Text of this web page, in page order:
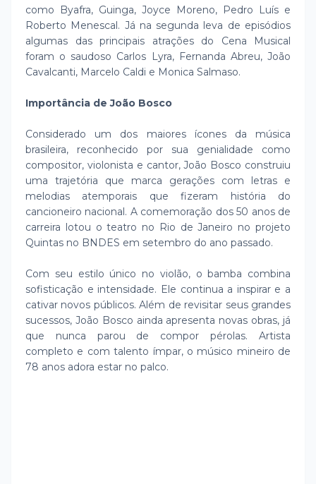
como Byafra, Guinga, Joyce Moreno, Pedro Luís e
Roberto Menescal. Já na segunda leva de episódios
algumas das principais atrações do Cena Musical
foram o saudoso Carlos Lyra, Fernanda Abreu, João
Cavalcanti, Marcelo Caldi e Monica Salmaso.
Importância de João Bosco
Considerado um dos maiores ícones da música
brasileira, reconhecido por sua genialidade como
compositor, violonista e cantor, João Bosco construiu
uma trajetória que marca gerações com letras e
melodias atemporais que fizeram história do
cancioneiro nacional. A comemoração dos 50 anos de
carreira lotou o teatro no Rio de Janeiro no projeto
Quintas no BNDES em setembro do ano passado.
Com seu estilo único no violão, o bamba combina
sofisticação e intensidade. Ele continua a inspirar e a
cativar novos públicos. Além de revisitar seus grandes
sucessos, João Bosco ainda apresenta novas obras, já
que nunca parou de compor pérolas. Artista
completo e com talento ímpar, o músico mineiro de
78 anos adora estar no palco.